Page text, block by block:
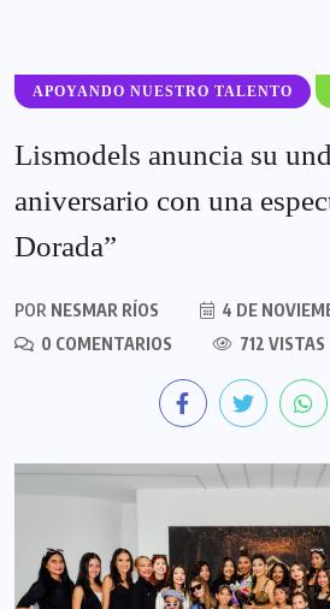
APOYANDO NUESTRO TALENTO
Lismodels anuncia su
aniversario con una
Dorada”
POR NESMAR RÍOS
4 DE
0 COMENTARIOS
712 VISTAS